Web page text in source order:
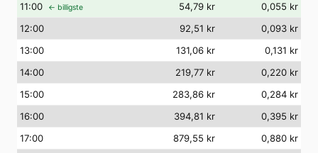
11:00 ← billigste 54,79 kr
0,055 kr
12:00 92,51 kr
0,093 kr
13:00 131,06 kr
0,131 kr
14:00 219,77 kr
0,220 kr
15:00 283,86 kr
0,284 kr
16:00 394,81 kr
0,395 kr
17:00 879,55 kr
0,880 kr